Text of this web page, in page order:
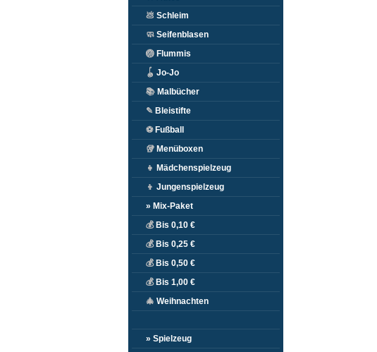
💩 Schleim
🧼 Seifenblasen
🏐 Flummis
🪀 Jo-Jo
📚 Malbücher
✎ Bleistifte
⚽Fußball
🥡 Menüboxen
👧 Mädchenspielzeug
👦 Jungenspielzeug
» Mix-Paket
💰Bis 0,10 €
💰Bis 0,25 €
💰Bis 0,50 €
💰Bis 1,00 €
🎄 Weihnachten
» Spielzeug